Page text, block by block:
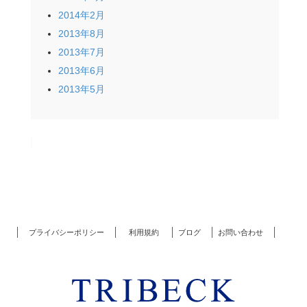
2014年2月
2013年8月
2013年7月
2013年6月
2013年5月
プライバシーポリシー 利用規約 ブログ お問い合わせ